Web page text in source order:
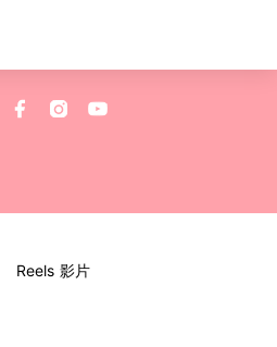
Reels 影片